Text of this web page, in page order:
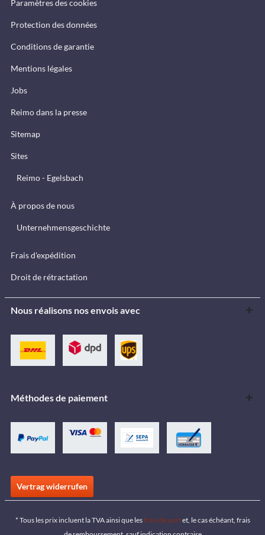
Paramètres des cookies
Protection des données
Conditions de garantie
Mentions légales
Jobs
Reimo dans la presse
Sitemap
Sites
Reimo - Egelsbach
À propos de nous
Unternehmensgeschichte
Frais d'expédition
Droit de rétractation
Nous réalisons nos envois avec
Méthodes de paiement
Vertrag widerrufen
* Tous les prix incluent la TVA ainsi que lesfrais de portet, le cas échéant, frais